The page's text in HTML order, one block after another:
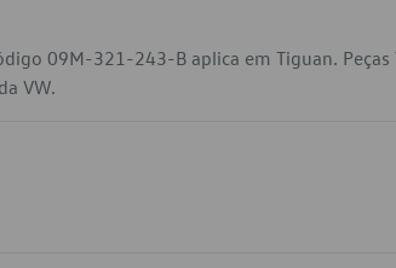
09M-321-243-B aplica em Tiguan. Peças
VW.